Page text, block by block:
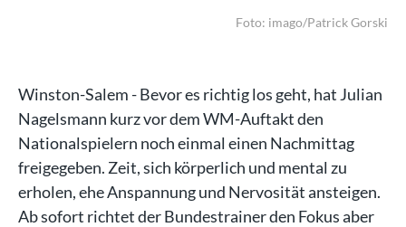
Foto: imago/Patrick Gorski
Winston-Salem - Bevor es richtig los geht, hat Julian
Nagelsmann kurz vor dem WM-Auftakt den
Nationalspielern noch einmal einen Nachmittag
freigegeben. Zeit, sich körperlich und mental zu
erholen, ehe Anspannung und Nervosität ansteigen.
Ab sofort richtet der Bundestrainer den Fokus aber